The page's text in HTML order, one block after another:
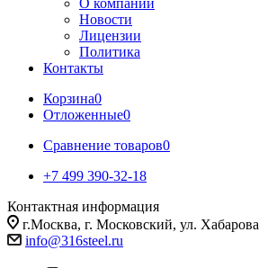
О компании
Новости
Лицензии
Политика
Контакты
Корзина0
Отложенные0
Сравнение товаров0
+7 499 390-32-18
Контактная информация
г.Москва, г. Московский, ул.
info@316steel.ru